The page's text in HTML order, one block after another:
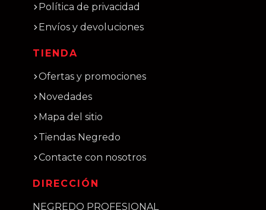
Política de privacidad
Envíos y devoluciones
TIENDA
Ofertas y promociones
Novedades
Mapa del sitio
Tiendas Negredo
Contacte con nosotros
DIRECCIÓN
NEGREDO PROFESIONAL